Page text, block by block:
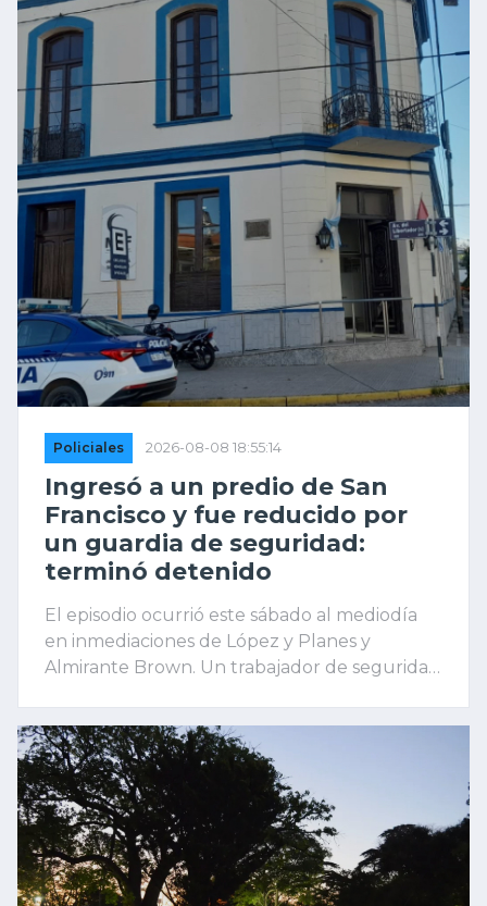
un antecedente ocurrido semanas atrás que
podría estar relacionado con el brutal
ataque.
Policiales 2026-08-08 18:55:14
Ingresó a un predio de San
Francisco y fue reducido por
un guardia de seguridad:
terminó detenido
El episodio ocurrió este sábado al mediodía
en inmediaciones de López y Planes y
Almirante Brown. Un trabajador de seguridad